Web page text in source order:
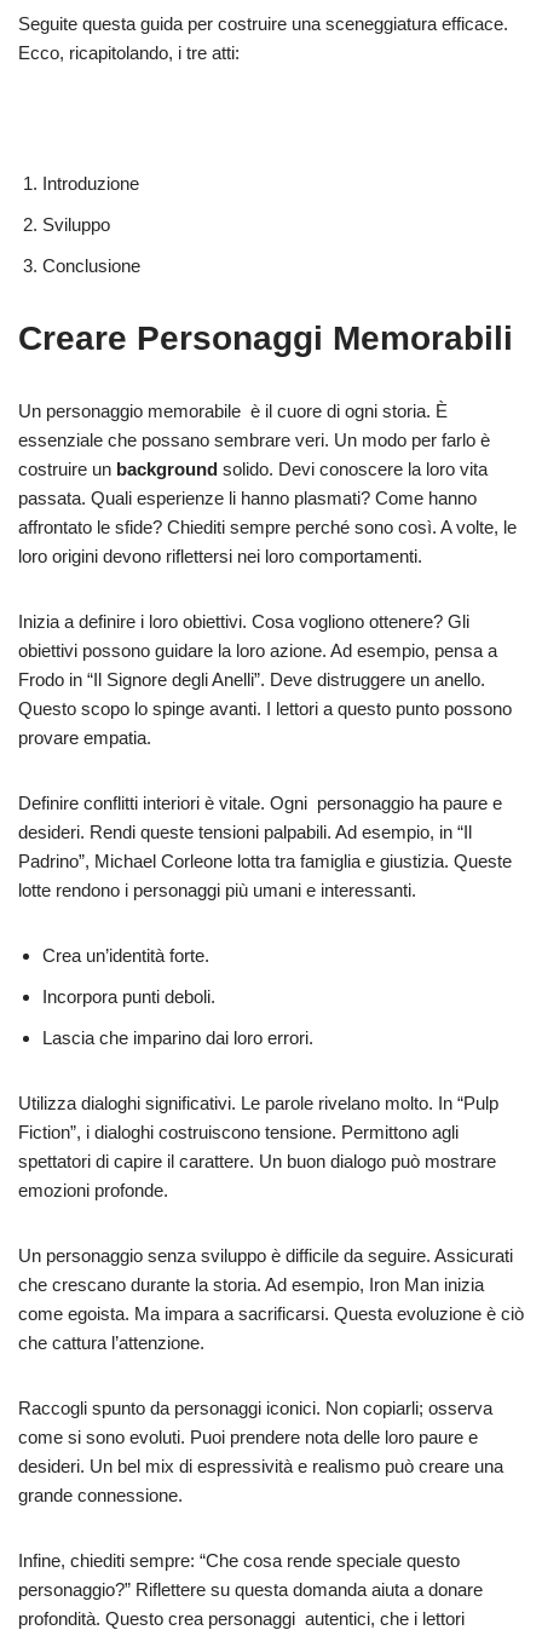
Seguite questa guida per costruire una sceneggiatura efficace.
Ecco, ricapitolando, i tre atti:
Introduzione
Sviluppo
Conclusione
Creare Personaggi Memorabili
Un personaggio memorabile è il cuore di ogni storia. È
essenziale che possano sembrare veri. Un modo per farlo è
costruire un background solido. Devi conoscere la loro vita
passata. Quali esperienze li hanno plasmati? Come hanno
affrontato le sfide? Chiediti sempre perché sono così. A volte, le
loro origini devono riflettersi nei loro comportamenti.
Inizia a definire i loro obiettivi. Cosa vogliono ottenere? Gli
obiettivi possono guidare la loro azione. Ad esempio, pensa a
Frodo in “Il Signore degli Anelli”. Deve distruggere un anello.
Questo scopo lo spinge avanti. I lettori a questo punto possono
provare empatia.
Definire conflitti interiori è vitale. Ogni personaggio ha paure e
desideri. Rendi queste tensioni palpabili. Ad esempio, in “Il
Padrino”, Michael Corleone lotta tra famiglia e giustizia. Queste
lotte rendono i personaggi più umani e interessanti.
Crea un’identità forte.
Incorpora punti deboli.
Lascia che imparino dai loro errori.
Utilizza dialoghi significativi. Le parole rivelano molto. In “Pulp
Fiction”, i dialoghi costruiscono tensione. Permittono agli
spettatori di capire il carattere. Un buon dialogo può mostrare
emozioni profonde.
Un personaggio senza sviluppo è difficile da seguire. Assicurati
che crescano durante la storia. Ad esempio, Iron Man inizia
come egoista. Ma impara a sacrificarsi. Questa evoluzione è ciò
che cattura l’attenzione.
Raccogli spunto da personaggi iconici. Non copiarli; osserva
come si sono evoluti. Puoi prendere nota delle loro paure e
desideri. Un bel mix di espressività e realismo può creare una
grande connessione.
Infine, chiediti sempre: “Che cosa rende speciale questo
personaggio?” Riflettere su questa domanda aiuta a donare
profondità. Questo crea personaggi autentici, che i lettori